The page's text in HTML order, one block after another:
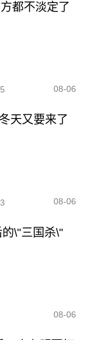
都不淡定了
08-06
天又要来了
08-06
\"三国杀\"
08-06